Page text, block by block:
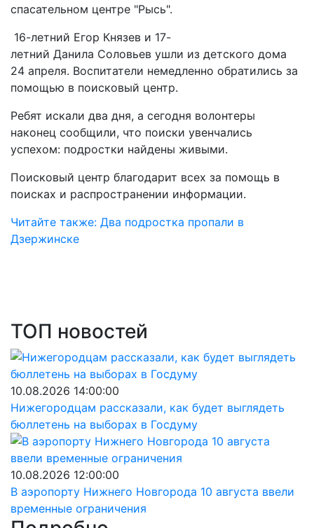
спасательном центре "Рысь".
16-летний Егор Князев и 17-
летний Данила Соловьев ушли из детского дома
24 апреля. Воспитатели немедленно обратились за
помощью в поисковый центр.
Ребят искали два дня, а сегодня волонтеры
наконец сообщили, что поиски увенчались
успехом: подростки найдены живыми.
Поисковый центр благодарит всех за помощь в
поисках и распространении информации.
Читайте также: Два подростка пропали в
Дзержинске
ТОП новостей
10.08.2026 14:00:00
Нижегородцам рассказали, как будет выглядеть
бюллетень на выборах в Госдуму
10.08.2026 12:00:00
В аэропорту Нижнего Новгорода 10 августа ввели
временные ограничения